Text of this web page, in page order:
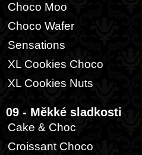
Choco Moo
Choco Wafer
Sensations
XL Cookies Choco
XL Cookies Nuts
09 - Měkké sladkosti
Cake & Choc
Croissant Choco